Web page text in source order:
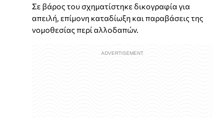
Σε βάρος του σχηματίστηκε δικογραφία για
απειλή, επίμονη καταδίωξη και παραβάσεις της
νομοθεσίας περί αλλοδαπών.